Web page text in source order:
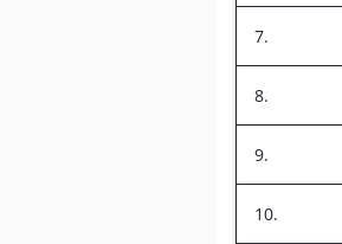
7.
8.
9.
10.